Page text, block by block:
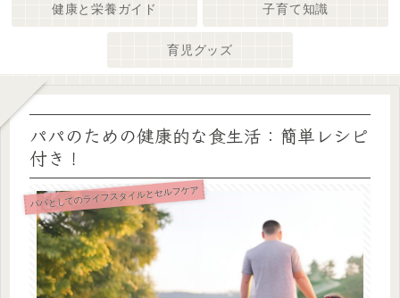
健康と栄養ガイド 子育て知識
育児グッズ
パパのための健康的な食生活：簡単レシピ
付き！
パパとしてのライフスタイルとセルフケア